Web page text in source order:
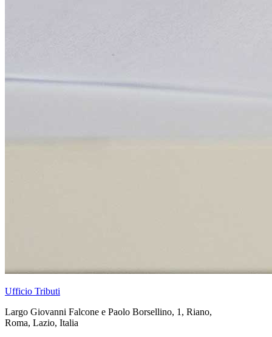
Ufficio Tributi
Largo Giovanni Falcone e Paolo Borsellino, 1, Riano,
Roma, Lazio, Italia